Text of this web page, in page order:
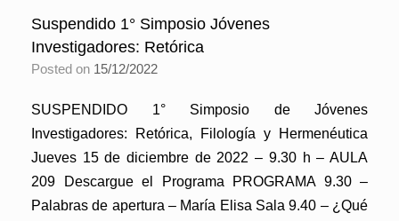
Suspendido 1° Simposio Jóvenes
Investigadores: Retórica
Posted on 15/12/2022
SUSPENDIDO 1° Simposio de Jóvenes
Investigadores: Retórica, Filología y Hermenéutica
Jueves 15 de diciembre de 2022 – 9.30 h – AULA
209 Descargue el Programa PROGRAMA 9.30 –
Palabras de apertura – María Elisa Sala 9.40 – ¿Qué